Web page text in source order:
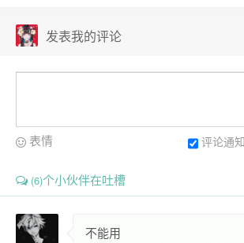
即时通讯与安全社交工具
发表我的评论
评论通知
表情
(6)个小伙伴在吐槽
不能用